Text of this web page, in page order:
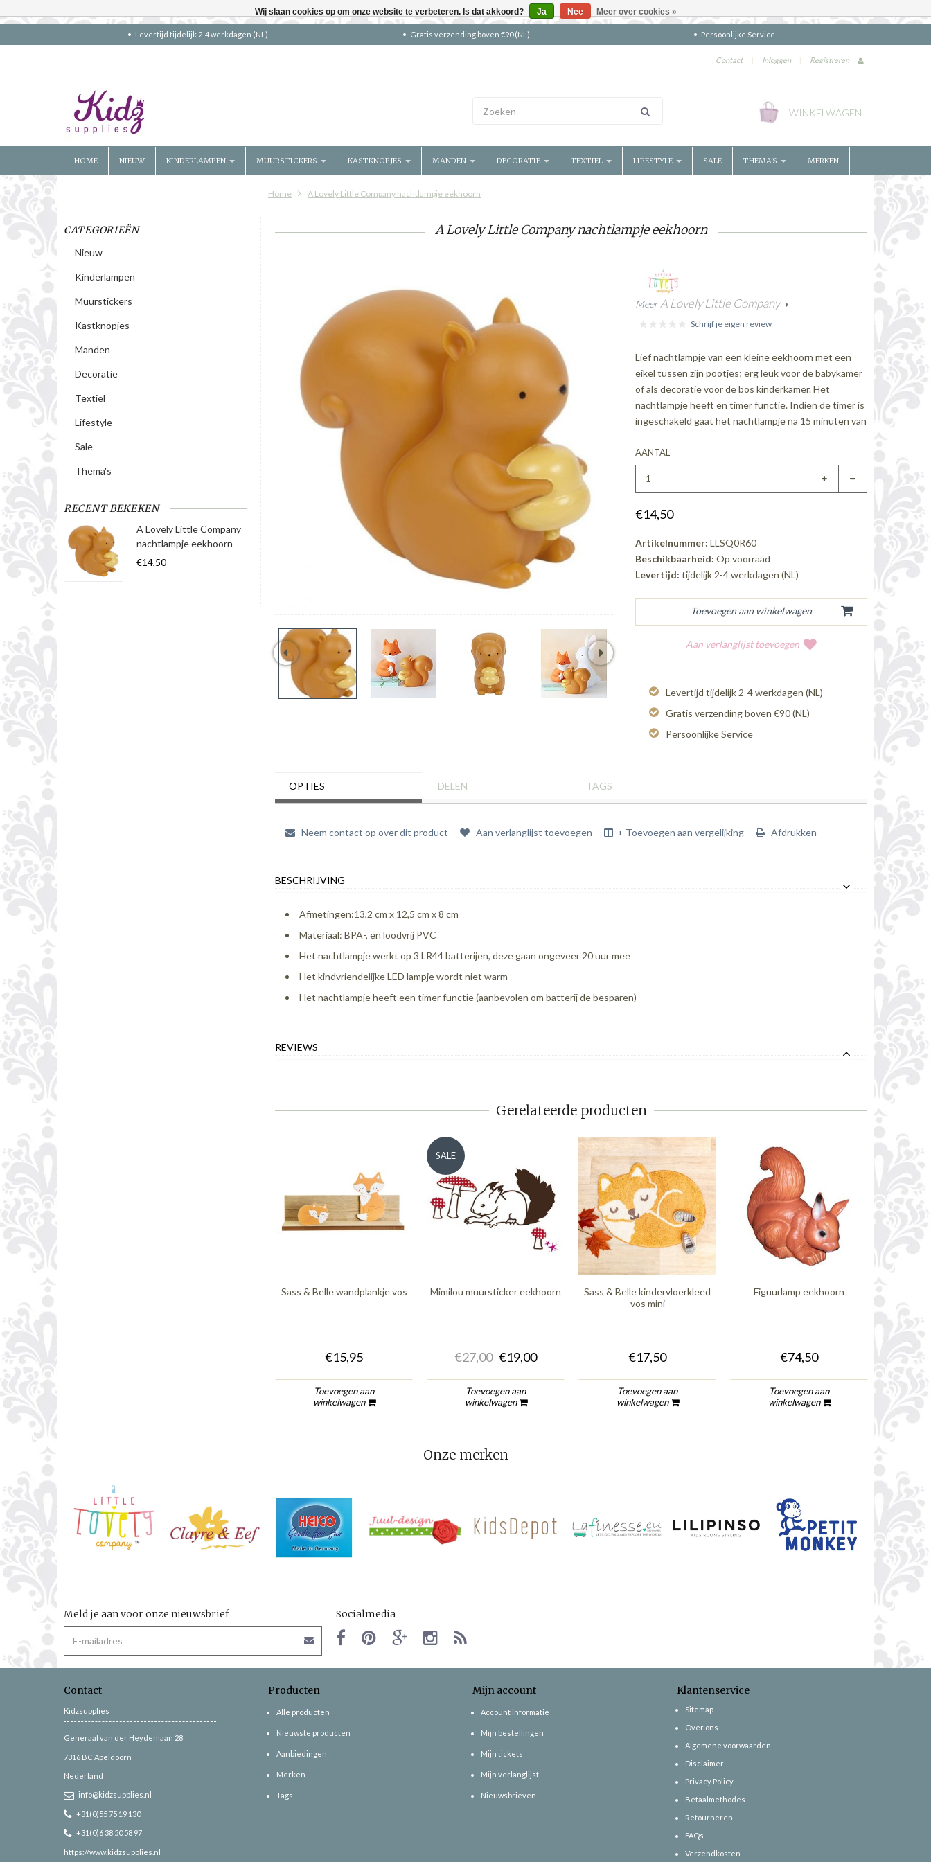
Levertijd tijdelijk 2-4 werkdagen (NL) Gratis verzending boven €90 (NL) Persoonlijke Service
Contact | Inloggen | Registreren
WINKELWAGEN
HOME NIEUW KINDERLAMPEN MUURSTICKERS KASTKNOPJES MANDEN DECORATIE TEXTIEL LIFESTYLE SALE THEMA'S MERKEN
Home A Lovely Little Company nachtlampje eekhoorn
CATEGORIEËN
Nieuw
Kinderlampen
Muurstickers
Kastknopjes
Manden
Decoratie
Textiel
Lifestyle
Sale
Thema's
RECENT BEKEKEN
A Lovely Little Company
nachtlampje eekhoorn
€14,50
A Lovely Little Company nachtlampje eekhoorn
MeerA Lovely Little Company
Schrijf je eigen review
Lief nachtlampje van een kleine eekhoorn met een
eikel tussen zijn pootjes; erg leuk voor de babykamer
of als decoratie voor de bos kinderkamer. Het
nachtlampje heeft en timer functie. Indien de timer is
ingeschakeld gaat het nachtlampje na 15 minuten van
AANTAL
€14,50
Artikelnummer: LLSQ0R60
Beschikbaarheid: Op voorraad
Levertijd: tijdelijk 2-4 werkdagen (NL)
Aan verlanglijst toevoegen
Levertijd tijdelijk 2-4 werkdagen (NL)
Gratis verzending boven €90 (NL)
Persoonlijke Service
OPTIES DELEN TAGS
Neem contact op over dit product Aan verlanglijst toevoegen + Toevoegen aan vergelijking Afdrukken
BESCHRIJVING
Afmetingen:13,2 cm x 12,5 cm x 8 cm
Materiaal: BPA-, en loodvrij PVC
Het nachtlampje werkt op 3 LR44 batterijen, deze gaan ongeveer 20 uur mee
Het kindvriendelijke LED lampje wordt niet warm
Het nachtlampje heeft een timer functie (aanbevolen om batterij de besparen)
REVIEWS
Gerelateerde producten
Sass & Belle wandplankje vos
€15,95
Toevoegen aan
winkelwagen
SALE
Mimilou muursticker eekhoorn
€27,00 €19,00
Toevoegen aan
winkelwagen
Sass & Belle kindervloerkleed
vos mini
€17,50
Toevoegen aan
winkelwagen
Figuurlamp eekhoorn
€74,50
Toevoegen aan
winkelwagen
Onze merken
Meld je aan voor onze nieuwsbrief Socialmedia
Contact
Kidzsupplies
Generaal van der Heydenlaan 28
7316 BC Apeldoorn
Nederland
info@kidzsupplies.nl
+31(0)55 75 19 130
+31(0)6 38 50 58 97
https://www.kidzsupplies.nl
Producten
Alle producten
Nieuwste producten
Aanbiedingen
Merken
Tags
Mijn account
Account informatie
Mijn bestellingen
Mijn tickets
Mijn verlanglijst
Nieuwsbrieven
Klantenservice
Sitemap
Over ons
Algemene voorwaarden
Disclaimer
Privacy Policy
Betaalmethodes
Retourneren
FAQs
Verzendkosten
Wij slaan cookies op om onze website te verbeteren. Is dat akkoord? Ja Nee Meer over cookies »